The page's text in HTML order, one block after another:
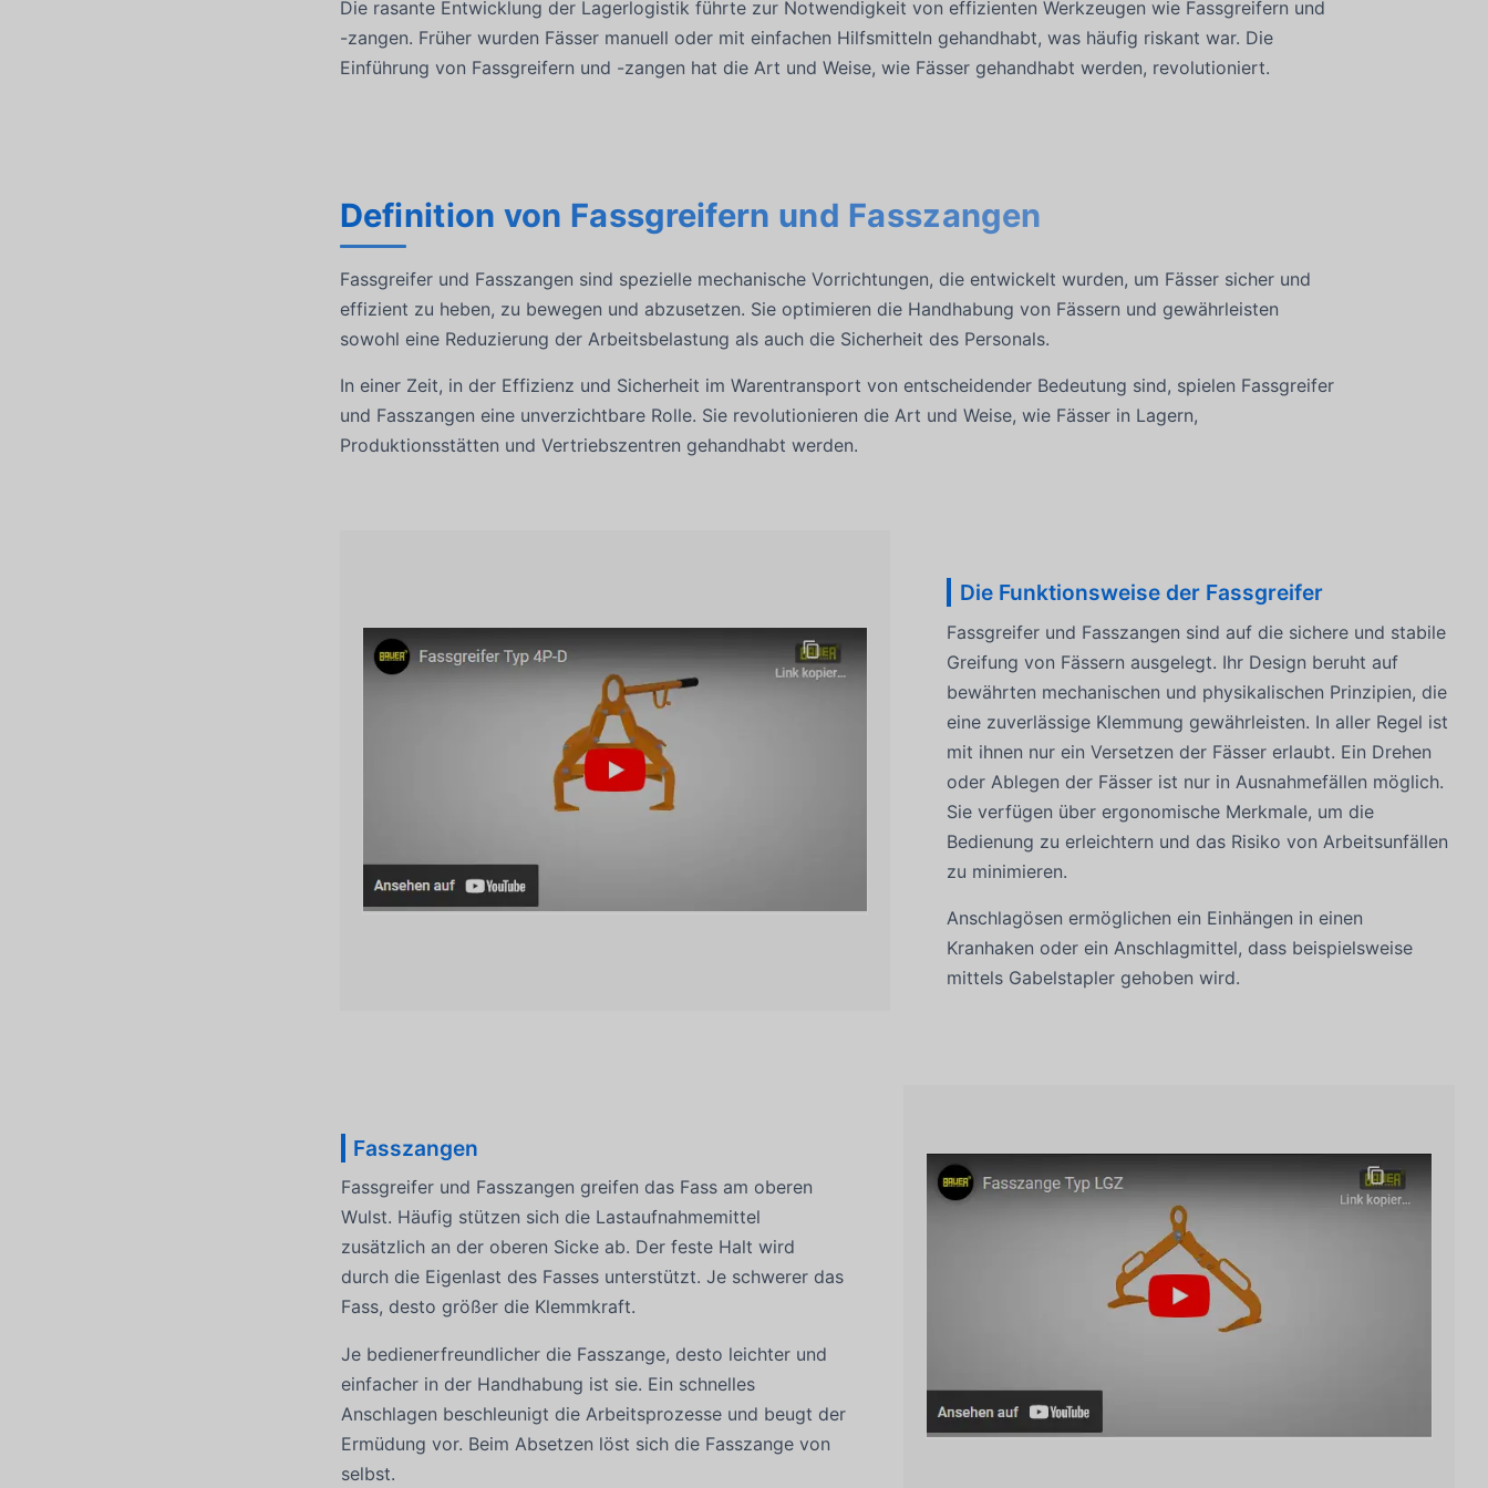
Die rasante Entwicklung der Lagerlogistik führte zur Notwendigkeit von effizienten Werkzeugen wie Fassgreifern und
-zangen. Früher wurden Fässer manuell oder mit einfachen Hilfsmitteln gehandhabt, was häufig riskant war. Die
Einführung von Fassgreifern und -zangen hat die Art und Weise, wie Fässer gehandhabt werden, revolutioniert.
Definition von Fassgreifern und Fasszangen
Fassgreifer und Fasszangen sind spezielle mechanische Vorrichtungen, die entwickelt wurden, um Fässer sicher und
effizient zu heben, zu bewegen und abzusetzen. Sie optimieren die Handhabung von Fässern und gewährleisten
sowohl eine Reduzierung der Arbeitsbelastung als auch die Sicherheit des Personals.
In einer Zeit, in der Effizienz und Sicherheit im Warentransport von entscheidender Bedeutung sind, spielen Fassgreifer
und Fasszangen eine unverzichtbare Rolle. Sie revolutionieren die Art und Weise, wie Fässer in Lagern,
Produktionsstätten und Vertriebszentren gehandhabt werden.
Die Funktionsweise der Fassgreifer
Fassgreifer und Fasszangen sind auf die sichere und stabile
Greifung von Fässern ausgelegt. Ihr Design beruht auf
bewährten mechanischen und physikalischen Prinzipien, die
eine zuverlässige Klemmung gewährleisten. In aller Regel ist
mit ihnen nur ein Versetzen der Fässer erlaubt. Ein Drehen
oder Ablegen der Fässer ist nur in Ausnahmefällen möglich.
Sie verfügen über ergonomische Merkmale, um die
Bedienung zu erleichtern und das Risiko von Arbeitsunfällen
zu minimieren.
Anschlagösen ermöglichen ein Einhängen in einen
Kranhaken oder ein Anschlagmittel, dass beispielsweise
mittels Gabelstapler gehoben wird.
Fasszangen
Fassgreifer und Fasszangen greifen das Fass am oberen
Wulst. Häufig stützen sich die Lastaufnahmemittel
zusätzlich an der oberen Sicke ab. Der feste Halt wird
durch die Eigenlast des Fasses unterstützt. Je schwerer das
Fass, desto größer die Klemmkraft.
Je bedienerfreundlicher die Fasszange, desto leichter und
einfacher in der Handhabung ist sie. Ein schnelles
Anschlagen beschleunigt die Arbeitsprozesse und beugt der
Ermüdung vor. Beim Absetzen löst sich die Fasszange von
selbst.